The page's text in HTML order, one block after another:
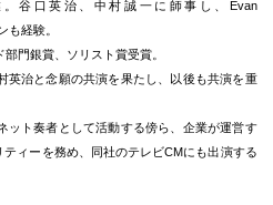
谷口英治、中村誠一に師事し、Evan
も経験。
門銀賞、ソリスト賞受賞。
英治と念願の共演を果たし、以後も共演を重
ット奏者として活動する傍ら、企業が運営す
ィーを務め、同社のテレビCMにも出演する